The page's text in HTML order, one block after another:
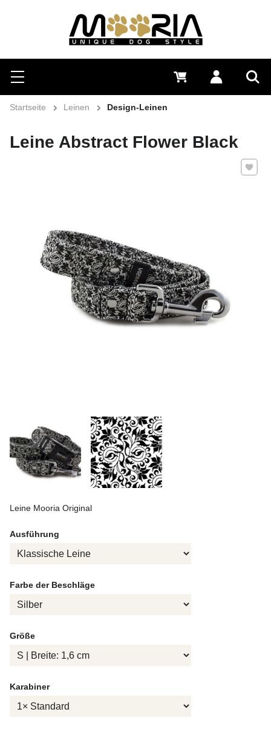
Suchen
Menü Anmelden
0 €
Startseite Leinen Design-Leinen
Leine Abstract Flower Black
Leine Mooria Original
Zu
Ausführung
Farbe der Beschläge
Größe
Karabiner